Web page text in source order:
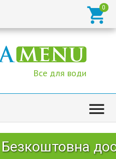

Все для води

Безкоштовна